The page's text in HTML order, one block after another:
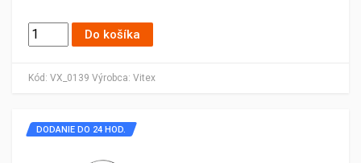
Kód: VX_0139 Výrobca: Vitex
Do košíka
DODANIE DO 24 HOD.